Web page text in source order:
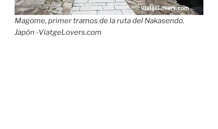
Magome, primer tramos de la ruta del Nakasendo.
Japón -ViatgeLovers.com